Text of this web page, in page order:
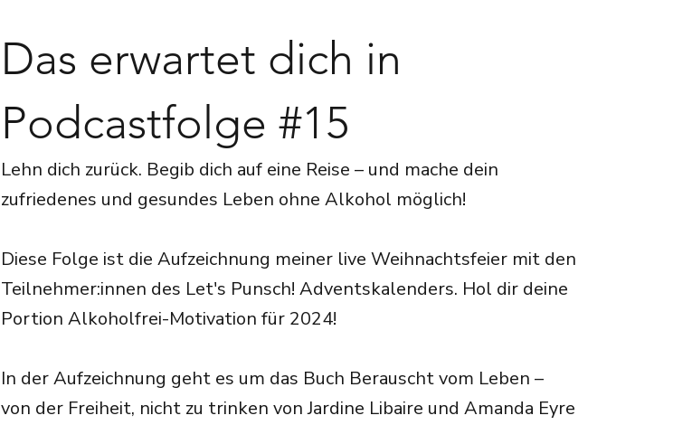
Das erwartet dich in
Podcastfolge #15
Lehn dich zurück. Begib dich auf eine Reise – und mache dein
zufriedenes und gesundes Leben ohne Alkohol möglich!
Diese Folge ist die Aufzeichnung meiner live Weihnachtsfeier mit den
Teilnehmer:innen des Let's Punsch! Adventskalenders. Hol dir deine
Portion Alkoholfrei-Motivation für 2024!
In der Aufzeichnung geht es um das Buch Berauscht vom Leben –
von der Freiheit, nicht zu trinken von Jardine Libaire und Amanda Eyre